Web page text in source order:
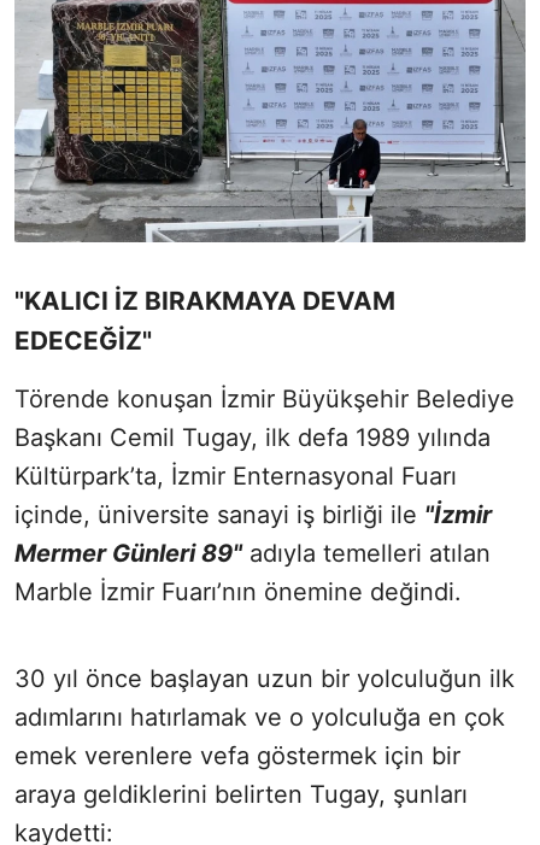
"KALICI İZ BIRAKMAYA DEVAM
EDECEĞİZ"
Törende konuşan İzmir Büyükşehir Belediye
Başkanı Cemil Tugay, ilk defa 1989 yılında
Kültürpark’ta, İzmir Enternasyonal Fuarı
içinde, üniversite sanayi iş birliği ile "İzmir
Mermer Günleri 89"adıyla temelleri atılan
Marble İzmir Fuarı’nın önemine değindi.
30 yıl önce başlayan uzun bir yolculuğun ilk
adımlarını hatırlamak ve o yolculuğa en çok
emek verenlere vefa göstermek için bir
araya geldiklerini belirten Tugay, şunları
kaydetti: